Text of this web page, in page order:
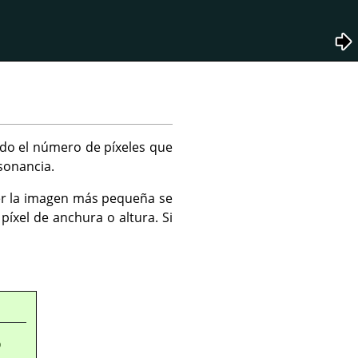
el número de píxeles que
la imagen más pequeña se
de anchura o altura. Si